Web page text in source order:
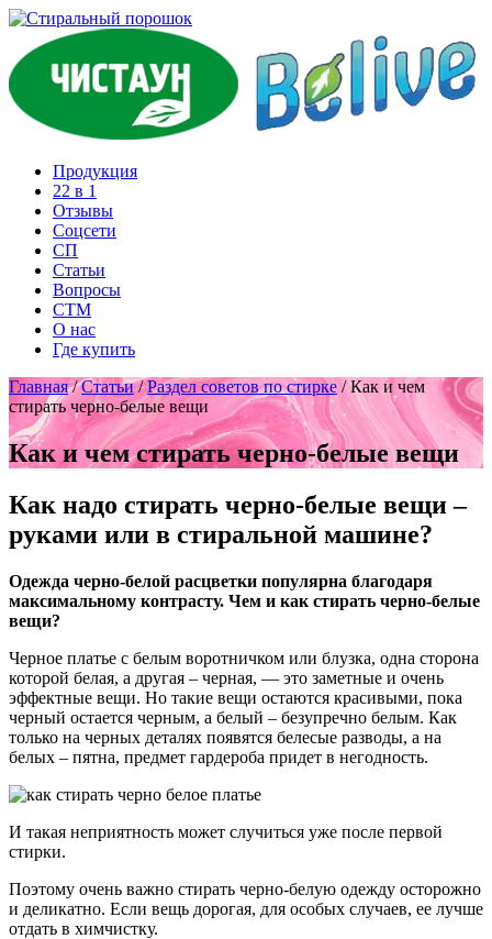
Продукция
22 в 1
Отзывы
Соцcети
СП
Статьи
Вопросы
СТМ
О нас
Где купить
Главная/Статьи/Раздел советов по стирке/Как и чем
стирать черно-белые вещи
Как и чем стирать черно-белые вещи
Как надо стирать черно-белые вещи –
руками или в стиральной машине?
Одежда черно-белой расцветки популярна благодаря
максимальному контрасту. Чем и как стирать черно-белые
вещи?
Черное платье с белым воротничком или блузка, одна сторона
которой белая, а другая – черная, — это заметные и очень
эффектные вещи. Но такие вещи остаются красивыми, пока
черный остается черным, а белый – безупречно белым. Как
только на черных деталях появятся белесые разводы, а на
белых – пятна, предмет гардероба придет в негодность.
И такая неприятность может случиться уже после первой
стирки.
Поэтому очень важно стирать черно-белую одежду осторожно
и деликатно. Если вещь дорогая, для особых случаев, ее лучше
отдать в химчистку.